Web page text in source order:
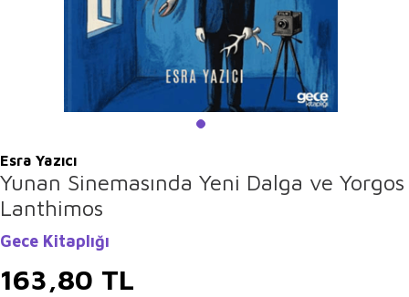
Esra Yazıcı
Yunan Sinemasında Yeni Dalga ve Yorgos
Lanthimos
Gece Kitaplığı
163,80 TL